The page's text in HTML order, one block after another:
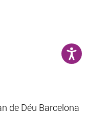
de Déu Barcelona